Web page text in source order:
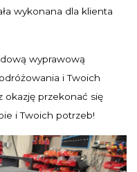
wykonana dla klienta
wyprawową
i Twoich
okazję przekonać się
i Twoich potrzeb!